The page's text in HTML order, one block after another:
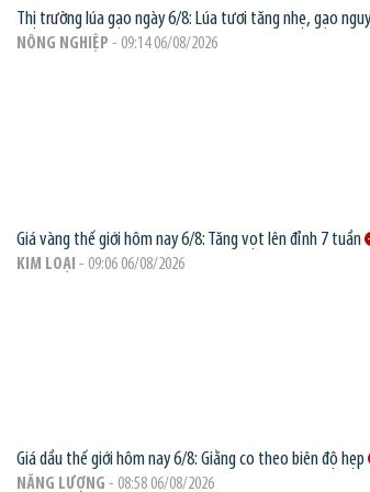
Thị trường lúa gạo ngày 6/8: Lúa tươi tăng nhẹ, gạo
NÔNG NGHIỆP - 09:14 06/08/2026
Giá vàng thế giới hôm nay 6/8: Tăng vọt lên đỉnh 7 tuần
KIM LOẠI - 09:06 06/08/2026
Giá dầu thế giới hôm nay 6/8: Giằng co theo biên độ hẹp
NĂNG LƯỢNG - 08:58 06/08/2026